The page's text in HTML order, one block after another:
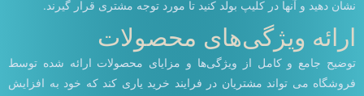
نشان دهید و آنها در کلیپ بولد کنید تا مورد توجه مشتری قرار گیرند.
ارائه ویژگی‌های محصولات
توضیح جامع و کامل از ویژگی‌ها و مزایای محصولات ارائه شده توسط
فروشگاه می تواند مشتریان در فرایند خرید یاری کند که خود به افزایش